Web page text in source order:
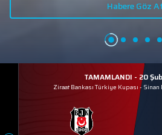
Habere Göz
TAMAMLANDI - 20
Ziraat Bankası Türkiye Kupası - Sinan